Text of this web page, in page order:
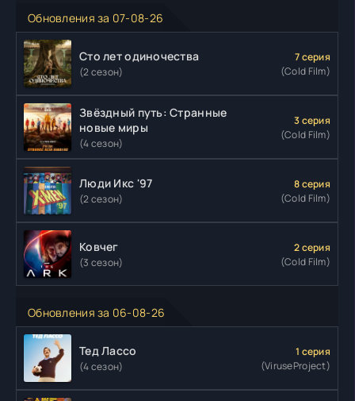
Обновления за 07-08-26
Сто лет одиночества
(2 сезон)
7 серия
(Cold Film)
Звёздный путь: Странные
новые миры
(4 сезон)
3 серия
(Cold Film)
Люди Икс '97
(2 сезон)
8 серия
(Cold Film)
Ковчег
(3 сезон)
2 серия
(Cold Film)
Обновления за 06-08-26
Тед Лассо
(4 сезон)
1 серия
(ViruseProject)